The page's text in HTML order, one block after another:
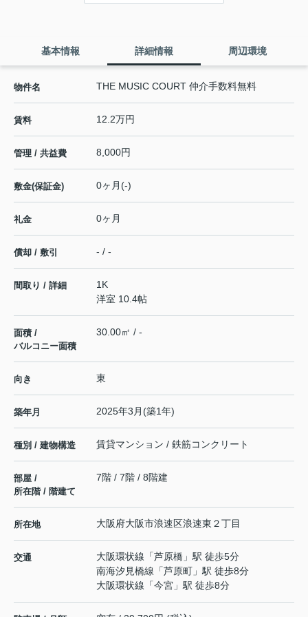
基本情報 詳細情報 周辺環境
物件名 THE MUSIC COURT 仲介手数料無料
賃料 12.2万円
管理 / 共益費 8,000円
敷金(保証金) 0ヶ月(-)
礼金 0ヶ月
償却 / 敷引 - / -
間取り / 詳細
1K
洋室 10.4帖
面積 /
バルコニー面積
30.00㎡ / -
向き 東
築年月 2025年3月(築1年)
種別 / 建物構造 賃貸マンション / 鉄筋コンクリート
部屋 /
所在階 / 階建て
7階 / 7階 / 8階建
所在地 大阪府大阪市浪速区浪速東 ２丁目
交通 大阪環状線 「芦原橋 」駅 徒歩5分
南海汐見橋線 「芦原町 」駅 徒歩8分
大阪環状線 「今宮 」駅 徒歩8分